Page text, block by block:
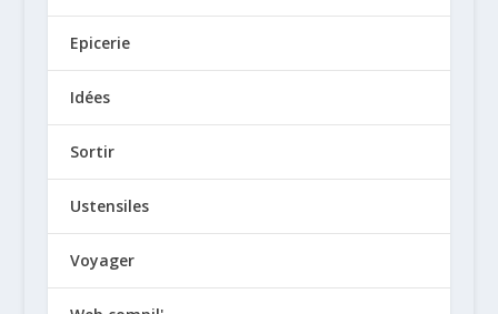
Epicerie
Idées
Sortir
Ustensiles
Voyager